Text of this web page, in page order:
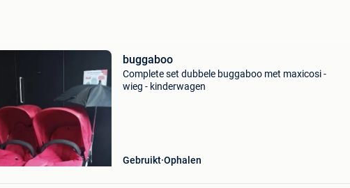
buggaboo
Complete set dubbele buggaboo met maxicosi -
wieg - kinderwagen
Gebruikt Ophalen